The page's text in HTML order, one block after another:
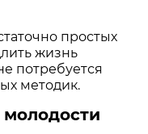
простых
жизнь
потребуется
методик.